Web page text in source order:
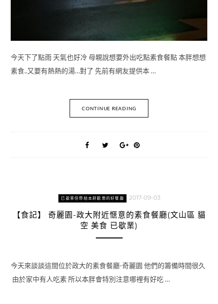
今天下了點雨 天氣也好冷 母親說想要外出吃點素食餐點 本胖想想
素食..又要有熱熱的湯…對了 先前有網友提供本 …
CONTINUE READING
已歇業但帶給本胖歡樂的好餐廳 2017-09-03
【食記】 奇麗園-政大附近愜意的素食餐廳(文山區 貓
空 美食 已歇業)
今天來談談這間位於政大的素食餐廳-奇麗園 他們的籌備時間很久
由於家中有人吃素 所以本胖會特別注意哪裡有好吃 …